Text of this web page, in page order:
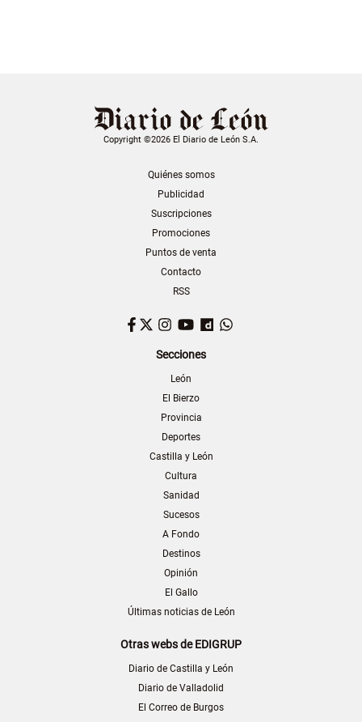
Copyright ©2026 El Diario de León S.A.
Quiénes somos
Publicidad
Suscripciones
Promociones
Puntos de venta
Contacto
RSS
Facebook
TwitterInstagram
YouTubeDailymotion
Secciones
León
El Bierzo
Provincia
Deportes
Castilla y León
Cultura
Sanidad
Sucesos
A Fondo
Destinos
Opinión
El Gallo
Últimas noticias de León
Otras webs de EDIGRUP
Diario de Castilla y León
Diario de Valladolid
El Correo de Burgos